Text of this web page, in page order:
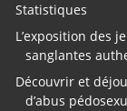
Statistiques
L’exposition des
sanglantes
Découvrir et
d’abus